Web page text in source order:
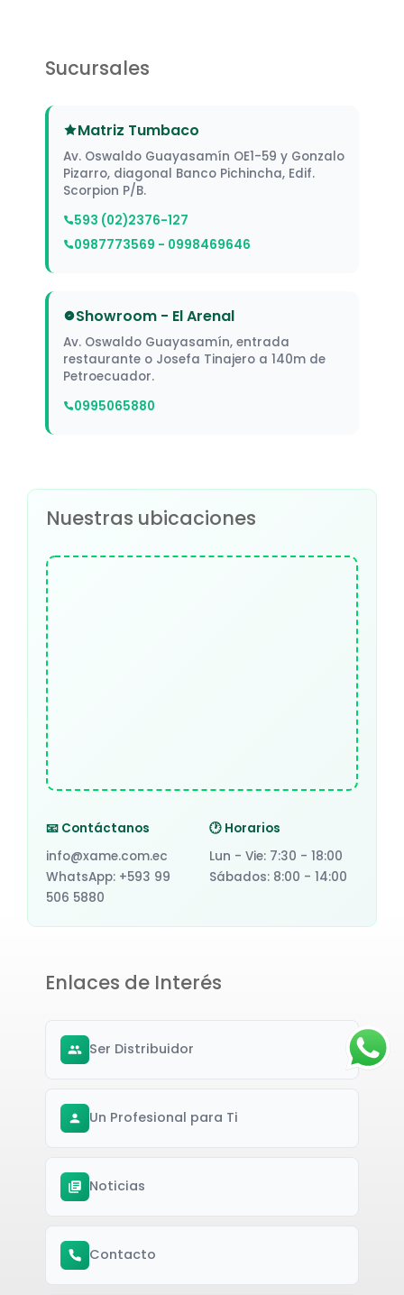
Sucursales
Matriz Tumbaco
Av. Oswaldo Guayasamín OE1-59 y Gonzalo
Pizarro, diagonal Banco Pichincha, Edif.
Scorpion P/B.
593 (02)2376-127
0987773569 - 0998469646
Showroom - El Arenal
Av. Oswaldo Guayasamín, entrada
restaurante o Josefa Tinajero a 140m de
Petroecuador.
0995065880
Nuestras ubicaciones
📧 Contáctanos
info@xame.com.ec
WhatsApp: +593 99
506 5880
🕐 Horarios
Lun - Vie: 7:30 - 18:00
Sábados: 8:00 - 14:00
Enlaces de Interés
Ser Distribuidor
Un Profesional para Ti
Noticias
Contacto